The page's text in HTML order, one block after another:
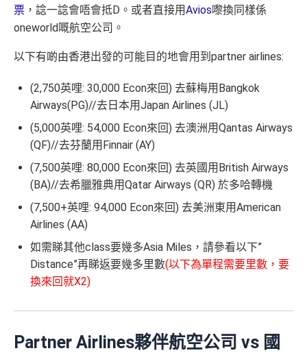
票 ，諗一諗會唔會抵D。或者直接用Avios嚟換同樣係
oneworld嘅航空公司。
以下有啲由香港出發的可能目的地會用到partner airlines:
(2,750英哩: 30,000 Econ來回) 去蘇梅用Bangkok
Airways(PG)//去日本用Japan Airlines (JL)
(5,000英哩: 54,000 Econ來回) 去澳洲用Qantas Airways
(QF)//去芬蘭用Finnair (AY)
(7,500英哩: 80,000 Econ來回) 去英國用British Airways
(BA)//去希臘雅典用Qatar Airways (QR) 於多哈轉機
(7,500+英哩: 94,000 Econ來回) 去美洲東用American
Airlines (AA)
如需睇其他class要幾多Asia Miles，請參看以下”
Distance”再睇返要幾多里數(以下為單程需要里數，要
換來回就X2)
Partner Airlines夥伴航空公司 vs 國